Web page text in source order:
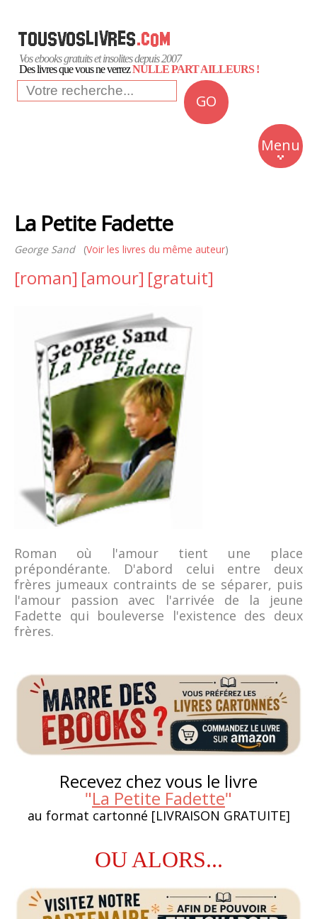
Vos ebooks gratuits et insolites depuis 2007
Des livres que vous ne verrezNULLE PART AILLEURS !
GO
Menu
Insolite
Business
La Petite Fadette
George Sand(Voir les livres du même auteur)
[roman] [amour] [gratuit]
Roman où l'amour tient une place
prépondérante. D'abord celui entre deux
frères jumeaux contraints de se séparer, puis
l'amour passion avec l'arrivée de la jeune
Fadette qui bouleverse l'existence des deux
frères.
Recevez chez vous le livre
"La Petite Fadette"
au format cartonné [LIVRAISON GRATUITE]
OU ALORS...